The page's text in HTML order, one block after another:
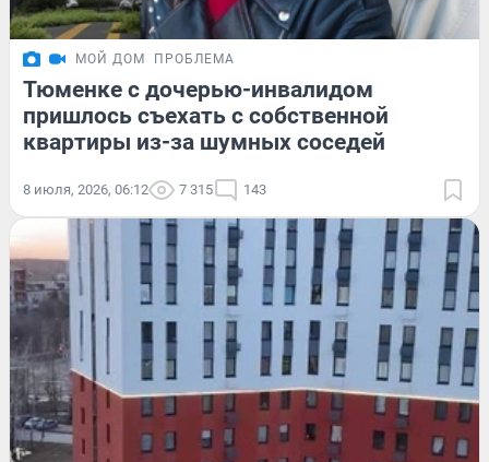
МОЙ ДОМ ПРОБЛЕМА
Тюменке с дочерью-инвалидом
пришлось съехать с собственной
квартиры из-за шумных соседей
8 июля, 2026, 06:12 7 315 143